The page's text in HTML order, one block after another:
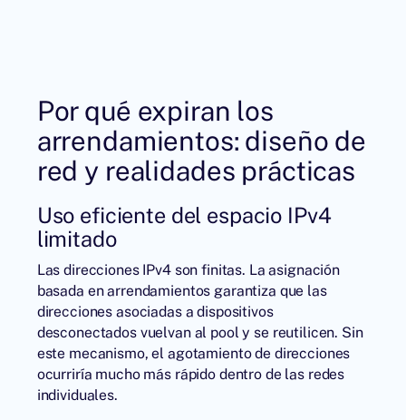
Por qué expiran los
arrendamientos: diseño de
red y realidades prácticas
Uso eficiente del espacio IPv4
limitado
Las direcciones IPv4son finitas. La asignación
basada en arrendamientos garantiza que las
direcciones asociadas a dispositivos
desconectados vuelvan al pool y se reutilicen. Sin
este mecanismo, el agotamiento de direcciones
ocurriría mucho más rápido dentro de las redes
individuales.